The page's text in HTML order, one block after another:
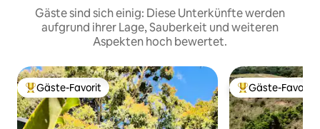
Gäste sind sich einig: Diese Unterkünfte werden
aufgrund ihrer Lage, Sauberkeit und weiteren
Aspekten hoch bewertet.
Beliebter Gäste-Favorit.
Gäste-Favorit Beliebter Gäste-
Gäste-Favorit